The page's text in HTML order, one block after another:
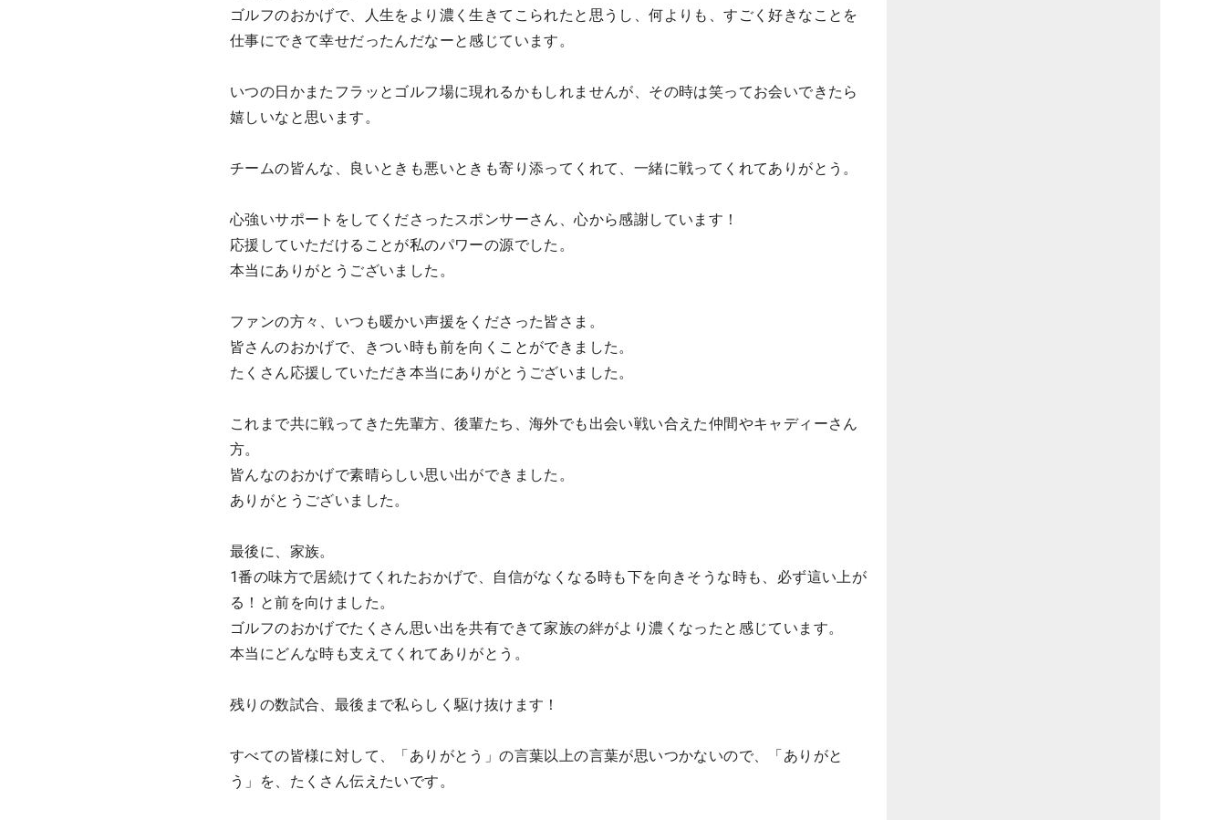
ゴルフのおかげで、人生をより濃く生きてこられたと思うし、何よりも、すごく好きなことを
仕事にできて幸せだったんだなーと感じています。
いつの日かまたフラッとゴルフ場に現れるかもしれませんが、その時は笑ってお会いできたら
嬉しいなと思います。
チームの皆んな、良いときも悪いときも寄り添ってくれて、一緒に戦ってくれてありがとう。
心強いサポートをしてくださったスポンサーさん、心から感謝しています！
応援していただけることが私のパワーの源でした。
本当にありがとうございました。
ファンの方々、いつも暖かい声援をくださった皆さま。
皆さんのおかげで、きつい時も前を向くことができました。
たくさん応援していただき本当にありがとうございました。
これまで共に戦ってきた先輩方、後輩たち、海外でも出会い戦い合えた仲間やキャディーさん
方。
皆んなのおかげで素晴らしい思い出ができました。
ありがとうございました。
最後に、家族。
1番の味方で居続けてくれたおかげで、自信がなくなる時も下を向きそうな時も、必ず這い上が
る！と前を向けました。
ゴルフのおかげでたくさん思い出を共有できて家族の絆がより濃くなったと感じています。
本当にどんな時も支えてくれてありがとう。
残りの数試合、最後まで私らしく駆け抜けます！
すべての皆様に対して、「ありがとう」の言葉以上の言葉が思いつかないので、「ありがと
う」を、たくさん伝えたいです。